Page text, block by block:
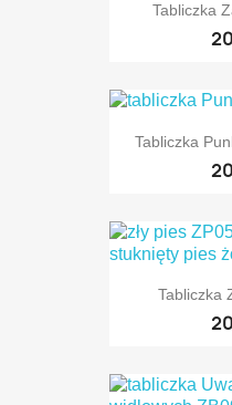
Tabliczka
Tabliczka
Tabliczka